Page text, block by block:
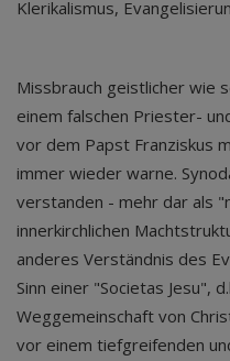
Klerikalismus,
Missbrauch geistlicher wie
einem falschen Priester-
vor dem Papst Franziskus
immer wieder warne.
verstanden - mehr dar als
innerkirchlichen
anderes Verständnis des
Sinn einer "Societas Jesu",
Weggemeinschaft von
vor einem tiefgreifenden